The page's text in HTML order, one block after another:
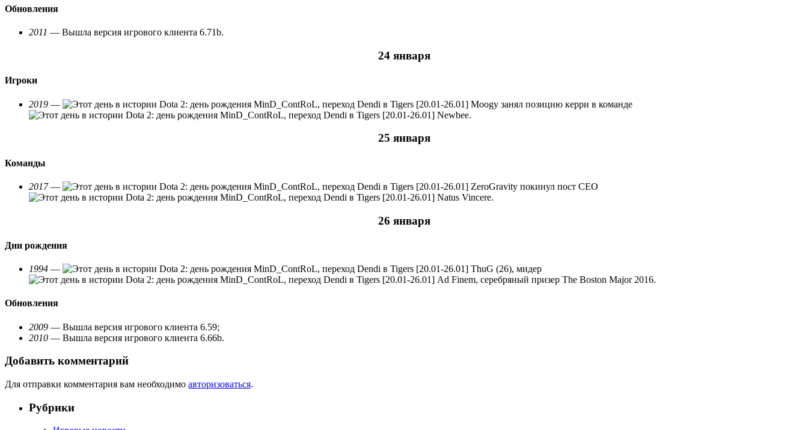
Обновления
2011 — Вышла версия игрового клиента 6.71b.
24 января
Игроки
2019 —
Moogy занял позицию керри в команде
Newbee.
25 января
Команды
2017—
ZeroGravity покинул пост СЕО
Natus Vincere.
26 января
Дни рождения
1994 —
ThuG (26), мидер
Ad Finem, серебряный призер The Boston Major 2016.
Обновления
2009 — Вышла версия игрового клиента 6.59;
2010 — Вышла версия игрового клиента 6.66b.
Добавить комментарий
Для отправки комментария вам необходимо авторизоваться.
Рубрики